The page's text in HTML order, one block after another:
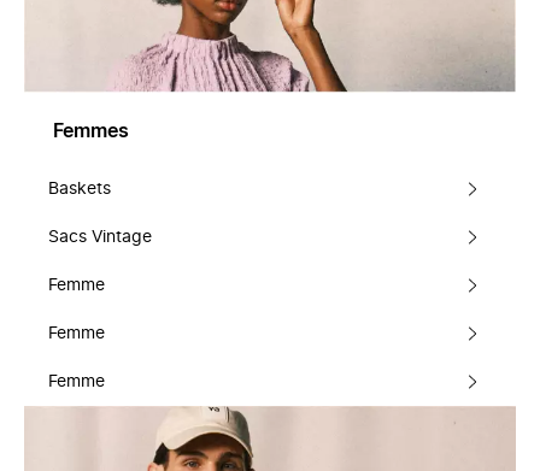
Femmes
Baskets
Sacs Vintage
Femme
Femme
Femme